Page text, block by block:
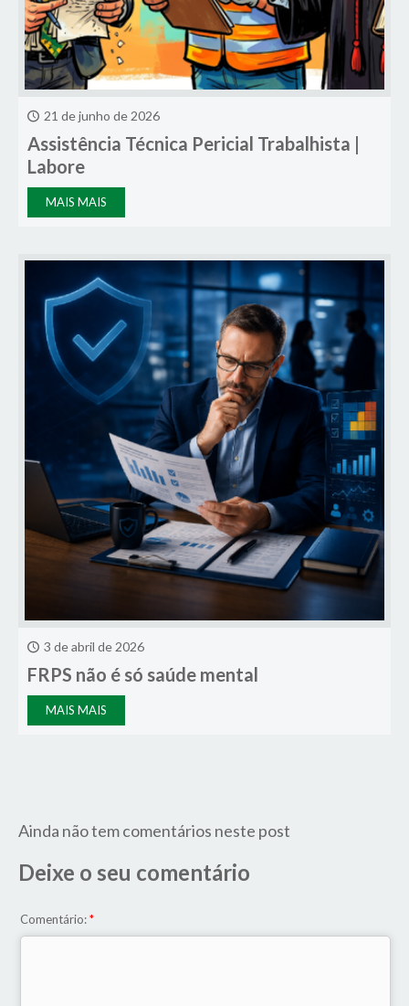
21 de junho de 2026
Assistência Técnica Pericial Trabalhista |
Labore
MAIS MAIS
3 de abril de 2026
FRPS não é só saúde mental
MAIS MAIS
Ainda não tem comentários neste post
Deixe o seu comentário
Comentário:*